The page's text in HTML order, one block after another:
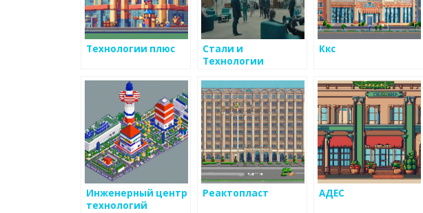
Технологии плюс
Стали и
Технологии
Ккс
Инженерный центр
технологий
Реактопласт АДЕС